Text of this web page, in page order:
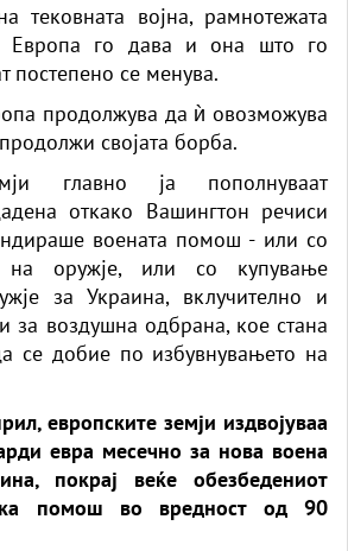
тековната војна, рамнотежата
Европа го дава и она што го
постепено се менува.
продолжува да ѝ овозможува
својата борба.
главно ја пополнуваат
откако Вашингтон речиси
воената помош - или со
на оружје, или со купување
за Украина, вклучително и
за воздушна одбрана, кое стана
се добие по избувнувањето на
европските земји издвојуваа
евра месечно за нова воена
покрај веќе обезбедениот
помош во вредност од 90